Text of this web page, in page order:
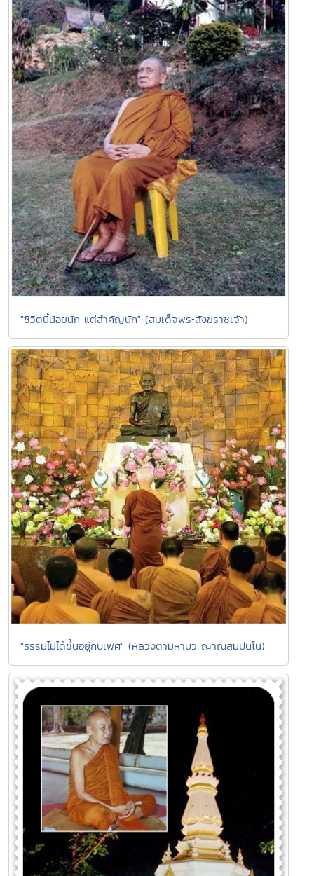
"ชิวิตนี้น้อยนัก แต่สำคัญนัก" (สมเด็จพระสังฆราชเจ้า)
"ธรรมไม่ได้ขึ้นอยู่กับเพศ" (หลวงตามหาบัว ญาณสัมปันโน)